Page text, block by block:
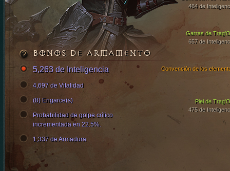
464 de
Garras de
657 de
Piel de
475 de
Convención de los
BONOS DE ARMAMENTO
5,263 de Inteligencia
4,697 de Vitalidad
(8) Engarce(s)
Probabilidad de golpe crítico
incrementada en 22.5%.
1,337 de Armadura